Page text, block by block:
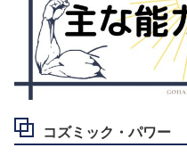
コズミック・パワー